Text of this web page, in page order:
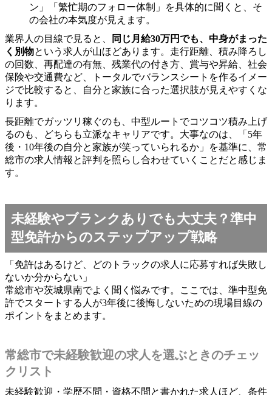
ン」「繁忙期のフォロー体制」を具体的に聞くと、そ
の会社の本気度が見えます。
業界人の目線で見ると、
同じ月給30万円でも、中身がまった
く別物という求人が山ほどあります。走行距離、積み降ろし
の回数、再配達の有無、残業代の付き方、賞与や昇給、社会
保険や交通費など、トータルでバランスシートを作るイメー
ジで比較すると、自分と家族に合った選択肢が見えやすくな
ります。
長距離でガッツリ稼ぐのも、中型ルートでコツコツ積み上げ
るのも、どちらも立派なキャリアです。大事なのは、「5年
後・10年後の自分と家族が笑っていられるか」を基準に、常
総市の求人情報と評判を照らし合わせていくことだと感じま
す。
未経験やブランクありでも大丈夫？準中
型免許からのステップアップ戦略
「免許はあるけど、どのトラックの求人に応募すれば失敗し
ないか分からない」
常総市や茨城県南でよく聞く悩みです。ここでは、準中型免
許でスタートする人が3年後に後悔しないための現場目線の
ポイントをまとめます。
常総市で未経験歓迎の求人を選ぶときのチェッ
クリスト
未経験歓迎・学歴不問・資格不問と書かれた求人ほど、条件